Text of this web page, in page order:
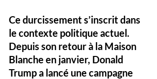
Ce durcissement s’inscrit dans
le contexte politique actuel.
Depuis son retour à la Maison
Blanche en janvier, Donald
Trump a lancé une campagne